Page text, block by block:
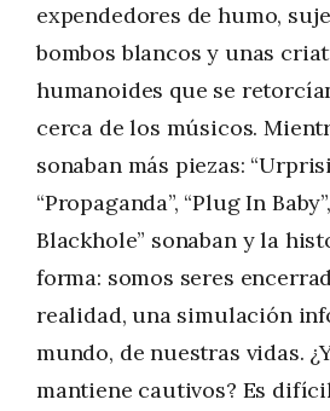
expendedores de humo,
bombos blancos y unas
humanoides que se
cerca de los músicos.
sonaban más piezas:
“Propaganda”, “Plug In
Blackhole” sonaban y la
forma: somos seres
realidad, una simulación
mundo, de nuestras vidas.
mantiene cautivos? Es